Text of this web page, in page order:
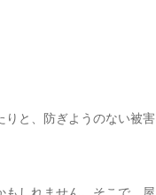
りと、防ぎようのない被害